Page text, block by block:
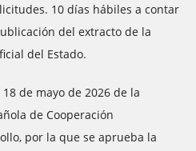
10 días hábiles a contar
del extracto de la
del Estado.
de mayo de 2026 de la
de Cooperación
por la que se aprueba la